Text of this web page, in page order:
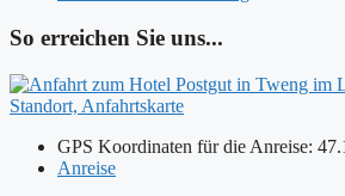
So erreichen Sie uns...
GPS Koordinaten für die Anreise:
Anreise